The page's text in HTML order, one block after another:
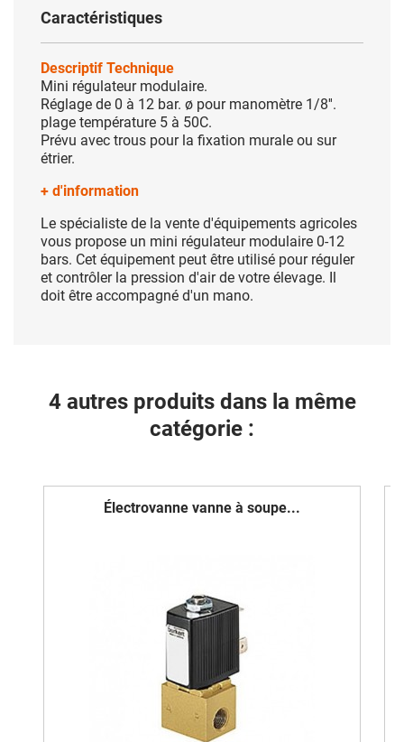
Caractéristiques
Descriptif Technique
Mini régulateur modulaire.
Réglage de 0 à 12 bar. ø pour manomètre 1/8''.
plage température 5 à 50C.
Prévu avec trous pour la fixation murale ou sur
étrier.
+ d'information
Le spécialiste de la vente d'équipements agricoles
vous propose un mini régulateur modulaire 0-12
bars. Cet équipement peut être utilisé pour réguler
et contrôler la pression d'air de votre élevage. Il
doit être accompagné d'un mano.
4 autres produits dans la même
catégorie :
Électrovanne vanne à soupe...